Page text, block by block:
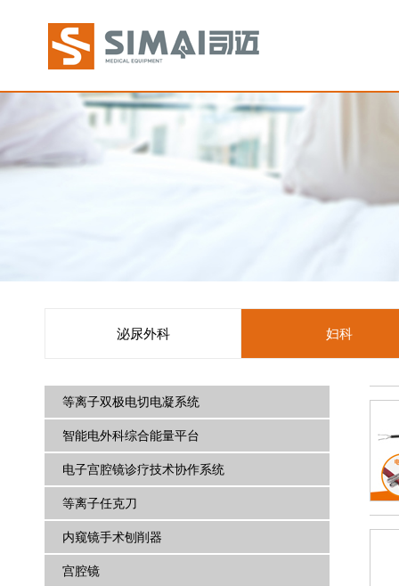
泌尿外科 妇科
等离子双极电切电凝系统
智能电外科综合能量平台
电子宫腔镜诊疗技术协作系统
等离子任克刀
内窥镜手术刨削器
宫腔镜